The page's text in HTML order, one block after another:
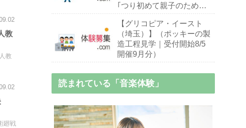
教
教
廻戦
｢つり初めて親子のための
9/13 開催9/26・27）※釣り
初心者,小中学生親子
【グリコピア・イースト
（埼玉）】（ポッキーの製
造工程見学｜受付開始8/5
開催9月分）
読まれている「音楽体験」